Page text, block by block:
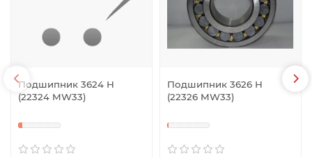
Подшипник 3624 Н
(22324 MW33)
Подшипник 3626 Н
(22326 MW33)